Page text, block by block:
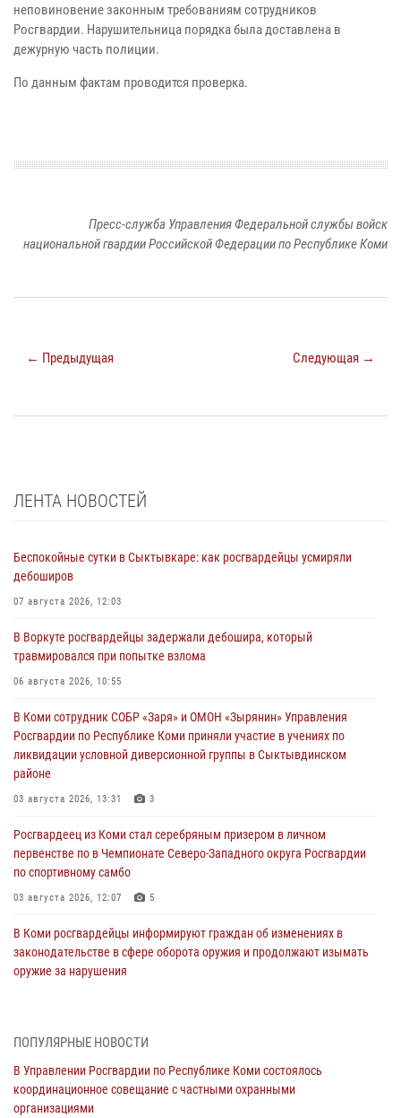
неповиновение законным требованиям сотрудников
Росгвардии. Нарушительница порядка была доставлена в
дежурную часть полиции.
По данным фактам проводится проверка.
Пресс-служба Управления Федеральной службы войск
национальной гвардии Российской Федерации по Республике Коми
← Предыдущая Следующая →
ЛЕНТА НОВОСТЕЙ
Беспокойные сутки в Сыктывкаре: как росгвардейцы усмиряли
дебоширов
07 августа 2026, 12:03
В Воркуте росгвардейцы задержали дебошира, который
травмировался при попытке взлома
06 августа 2026, 10:55
В Коми сотрудник СОБР «Заря» и ОМОН «Зырянин» Управления
Росгвардии по Республике Коми приняли участие в учениях по
ликвидации условной диверсионной группы в Сыктывдинском
районе
03 августа 2026, 13:31 3
Росгвардеец из Коми стал серебряным призером в личном
первенстве по в Чемпионате Северо-Западного округа Росгвардии
по спортивному самбо
03 августа 2026, 12:07 5
В Коми росгвардейцы информируют граждан об изменениях в
законодательстве в сфере оборота оружия и продолжают изымать
оружие за нарушения
для добровольной сдачи оружия
31 июля 2026, 10:55
Временно исполняющий обязанности начальника Управления
ПОПУЛЯРНЫЕ НОВОСТИ
В Управлении Росгвардии по Республике Коми состоялось
координационное совещание с частными охранными
организациями